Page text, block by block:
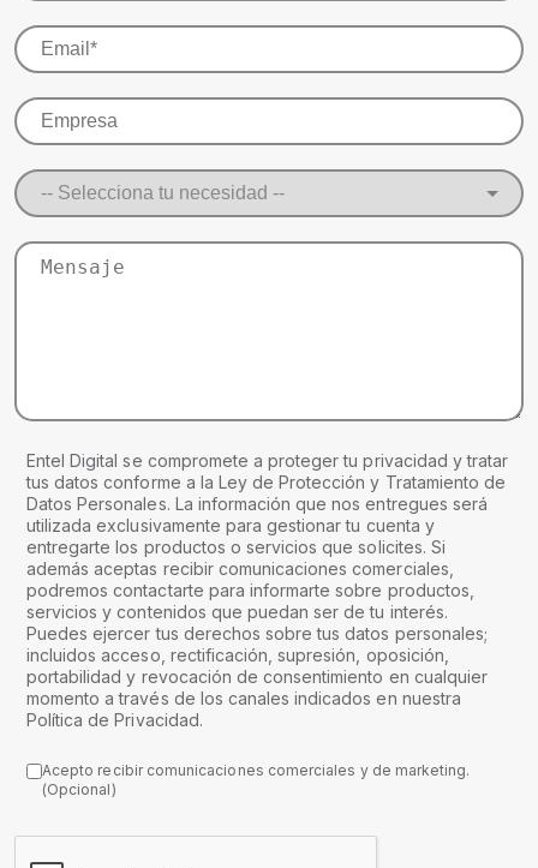
Entel Digital se compromete a proteger tu privacidad y tratar
tus datos conforme a la Ley de Protección y Tratamiento de
Datos Personales. La información que nos entregues será
utilizada exclusivamente para gestionar tu cuenta y
entregarte los productos o servicios que solicites. Si
además aceptas recibir comunicaciones comerciales,
podremos contactarte para informarte sobre productos,
servicios y contenidos que puedan ser de tu interés.
Puedes ejercer tus derechos sobre tus datos personales;
incluidos acceso, rectificación, supresión, oposición,
portabilidad y revocación de consentimiento en cualquier
momento a través de los canales indicados en nuestra
Política de Privacidad.
Acepto recibir comunicaciones comerciales y de marketing.
(Opcional)